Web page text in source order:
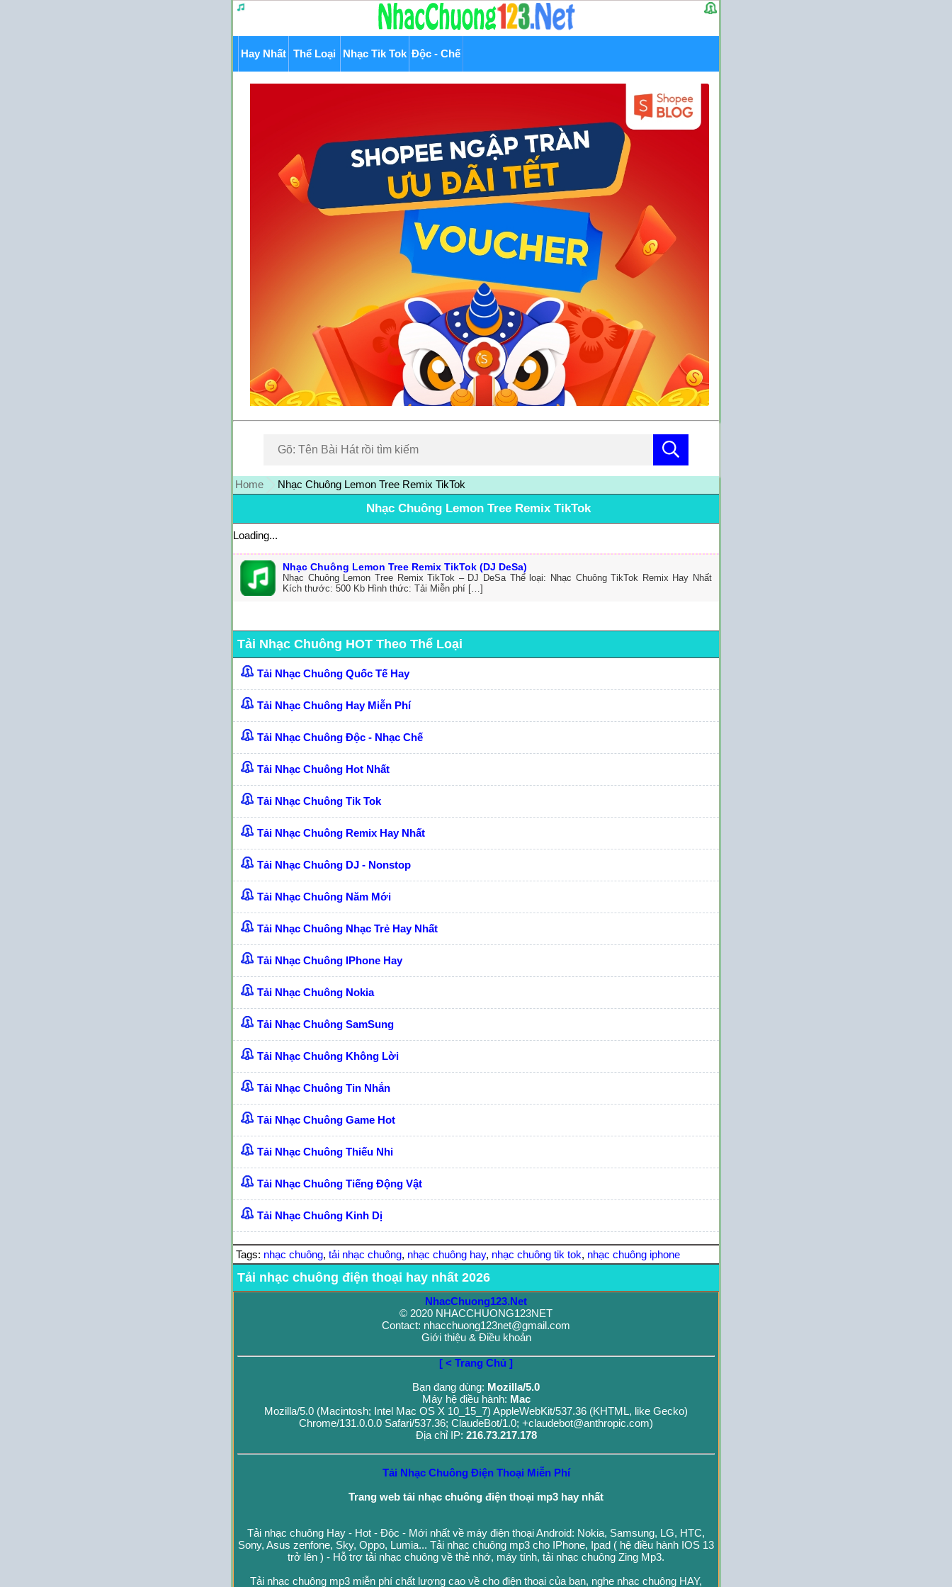
Hay Nhất Thể Loại Nhạc Tik Tok Độc - Chế
Home Nhạc Chuông Lemon Tree Remix TikTok
Nhạc Chuông Lemon Tree Remix TikTok
Loading...
Nhạc Chuông Lemon Tree Remix TikTok (DJ DeSa)
Nhạc Chuông Lemon Tree Remix TikTok – DJ DeSa Thể loại: Nhạc Chuông TikTok Remix Hay Nhất
Kích thước: 500 Kb Hình thức: Tải Miễn phí […]
Tải Nhạc Chuông HOT Theo Thể Loại
Tải Nhạc Chuông Quốc Tế Hay
Tải Nhạc Chuông Hay Miễn Phí
Tải Nhạc Chuông Độc - Nhạc Chế
Tải Nhạc Chuông Hot Nhất
Tải Nhạc Chuông Tik Tok
Tải Nhạc Chuông Remix Hay Nhất
Tải Nhạc Chuông DJ - Nonstop
Tải Nhạc Chuông Năm Mới
Tải Nhạc Chuông Nhạc Trẻ Hay Nhất
Tải Nhạc Chuông IPhone Hay
Tải Nhạc Chuông Nokia
Tải Nhạc Chuông SamSung
Tải Nhạc Chuông Không Lời
Tải Nhạc Chuông Tin Nhắn
Tải Nhạc Chuông Game Hot
Tải Nhạc Chuông Thiếu Nhi
Tải Nhạc Chuông Tiếng Động Vật
Tải Nhạc Chuông Kinh Dị
Tags: nhạc chuông, tải nhạc chuông, nhạc chuông hay, nhạc chuông tik tok, nhạc chuông iphone
Tải nhạc chuông điện thoại hay nhất 2026
NhacChuong123.Net
© 2020 NHACCHUONG123NET
Contact: nhacchuong123net@gmail.com
Giới thiệu & Điều khoản
[ < Trang Chủ ]
Bạn đang dùng: Mozilla/5.0
Máy hệ điều hành: Mac
Mozilla/5.0 (Macintosh; Intel Mac OS X 10_15_7) AppleWebKit/537.36 (KHTML, like Gecko)
Chrome/131.0.0.0 Safari/537.36; ClaudeBot/1.0; +claudebot@anthropic.com)
Địa chỉ IP: 216.73.217.178
Tải Nhạc Chuông Điện Thoại Miễn Phí
Trang web tải nhạc chuông điện thoại mp3 hay nhất
Tải nhạc chuông Hay - Hot - Độc - Mới nhất về máy điện thoại Android: Nokia, Samsung, LG, HTC,
Sony, Asus zenfone, Sky, Oppo, Lumia... Tải nhạc chuông mp3 cho IPhone, Ipad ( hệ điều hành IOS 13
trở lên ) - Hỗ trợ tải nhạc chuông về thẻ nhớ, máy tính, tải nhạc chuông Zing Mp3.
Tải nhạc chuông mp3 miễn phí chất lượng cao về cho điện thoại của bạn, nghe nhạc chuông HAY,